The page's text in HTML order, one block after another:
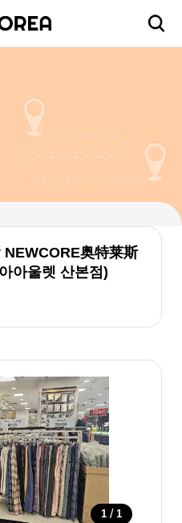
奥特莱斯
아울렛 산본점)
1 / 1